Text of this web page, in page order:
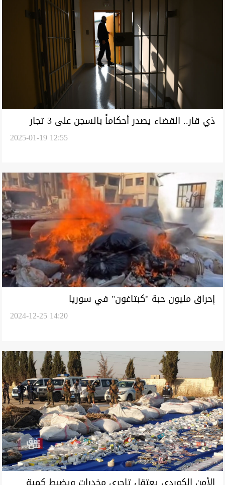
ذي قار.. القضاء يصدر أحكاماً بالسجن على 3 تجار
2025-01-19 12:55
إحراق مليون حبة "كبتاغون" في سوريا
2024-12-25 14:20